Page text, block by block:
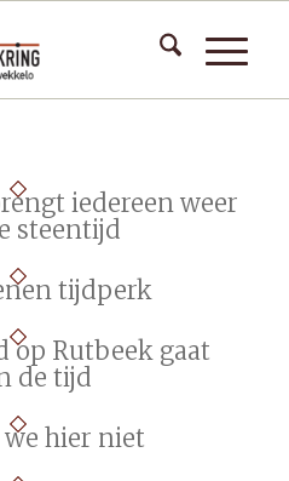
iedereen weer
steentijd
tijdperk
op Rutbeek gaat
de tijd
we hier niet